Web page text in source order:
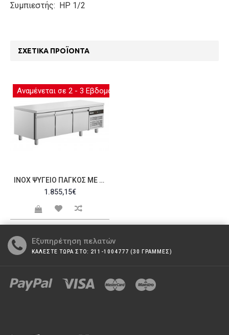
Συμπιεστής: HP 1/2
ΣΧΕΤΙΚΆ ΠΡΟΪΌΝΤΑ
Αναμένεται σε 2 - 3 Εβδομάδες
INOX ΨΥΓΕΊΟ ΠΆΓΚΟΣ ΜΕ ΧΑΜΗΛΌ ΎΨΟΣ PWDP777 C326953
1.855,15€
Εξυπηρέτηση πελατών
ΚΑΛΕΣΤΕ ΤΩΡΑ ΣΤΟ: 211-1004777 (30 ΓΡΑΜΜΕΣ)